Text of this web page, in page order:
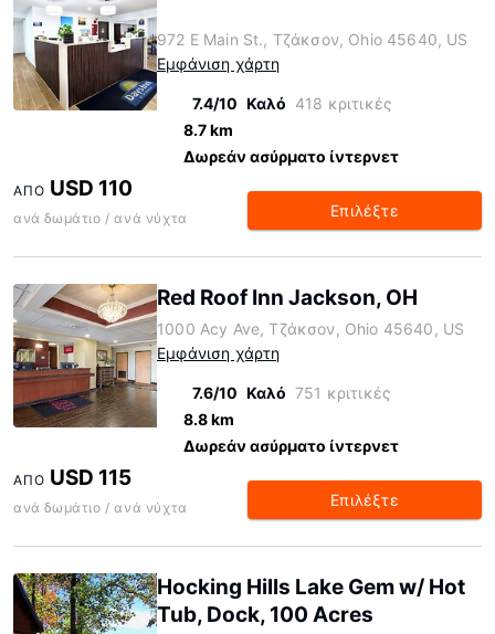
972 E Main St., Τζάκσον, Ohio 45640, US
Εμφάνιση χάρτη
7.4/10 Καλό 418 κριτικές
8.7 km
Δωρεάν ασύρματο ίντερνετ
ΑΠΌ USD 110
ανά δωμάτιο / ανά νύχτα Επιλέξτε
Red Roof Inn Jackson, OH
1000 Acy Ave, Τζάκσον, Ohio 45640, US
Εμφάνιση χάρτη
7.6/10 Καλό 751 κριτικές
8.8 km
Δωρεάν ασύρματο ίντερνετ
ΑΠΌ USD 115
ανά δωμάτιο / ανά νύχτα Επιλέξτε
Hocking Hills Lake Gem w/ Hot
Tub, Dock, 100 Acres